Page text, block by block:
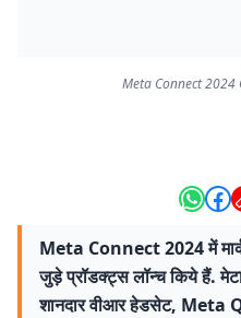
Meta Connect
Meta Connect 2024 में
जुड़े प्रॉडक्ट्स लॉन्च किये हैं.
शानदार वीआर हेडसेट,